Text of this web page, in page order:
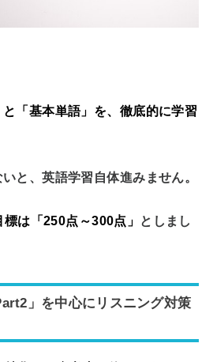
「基本単語」を、徹底的に学習
と、英語学習自体進みません。
は「250点～300点」 としまし
」を中心にリスニング対策